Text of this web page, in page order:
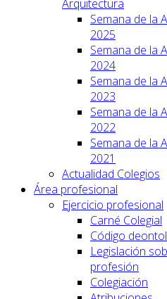
Arquitectura
Semana de la
2025
Semana de la
2024
Semana de la
2023
Semana de la
2022
Semana de la
2021
Actualidad Colegios
Área profesional
Ejercicio profesional
Carné Colegial
Código
Legislación
profesión
Colegiación